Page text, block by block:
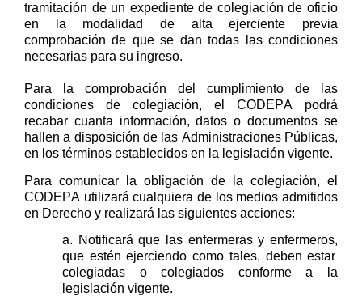
tramitación de un expediente de colegiación de oficio
en la modalidad de alta ejerciente previa
comprobación de que se dan todas las condiciones
necesarias para su ingreso.
Para la comprobación del cumplimiento de las
condiciones de colegiación, el CODEPA podrá
recabar cuanta información, datos o documentos se
hallena disposición de las Administraciones Públicas,
en los términos establecidos en la legislación vigente.
Para comunicar la obligación de la colegiación, el
CODEPA utilizará cualquiera de los medios admitidos
en Derecho y realizará las siguientes acciones:
a. Notificará que las enfermeras y enfermeros,
que estén ejerciendo como tales, deben estar
colegiadas o colegiados
conformea
la
legislación vigente.